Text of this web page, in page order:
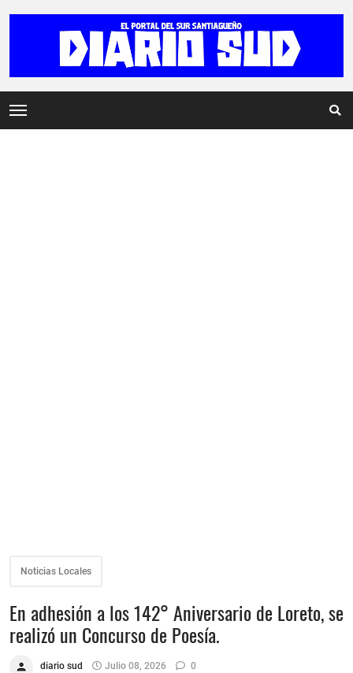
Noticias Locales
En adhesión a los 142° Aniversario de Loreto, se
realizó un Concurso de Poesía.
diario sud Julio 08, 2026 0